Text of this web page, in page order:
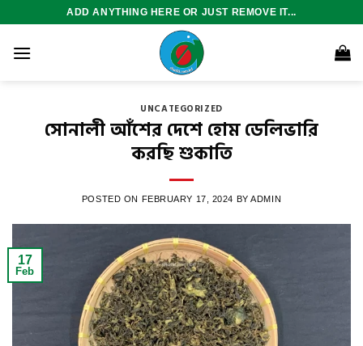
content
ADD ANYTHING HERE OR JUST REMOVE IT...
UNCATEGORIZED
সোনালী আঁশের দেশে হোম ডেলিভারি
করছি শুকাতি
POSTED ON FEBRUARY 17, 2024 BYADMIN
17
Feb